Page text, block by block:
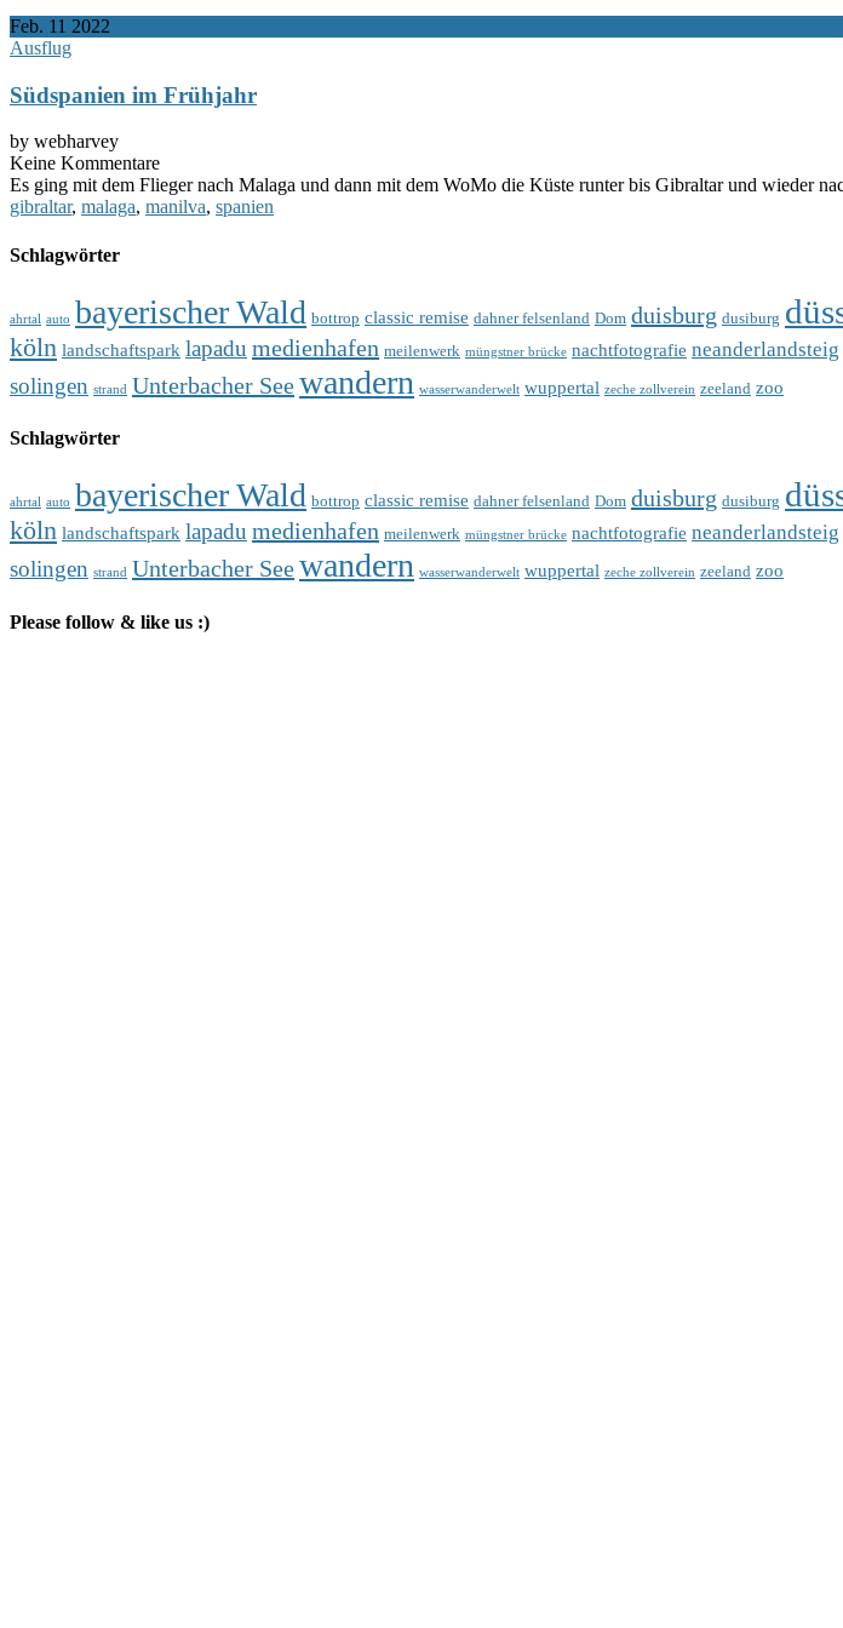
Feb. 11 2022
Ausflug
Südspanien im Frühjahr
by webharvey
Keine Kommentare
Es ging mit dem Flieger nach Malaga und dann mit dem WoMo die Küste runter bis Gibraltar und wieder
gibraltar, malaga, manilva, spanien
Schlagwörter
ahrtal auto bayerischer Wald bottrop classic remise dahner felsenland Dom duisburg dusiburg
köln landschaftspark lapadu medienhafen meilenwerk müngstner brücke nachtfotografie neanderlandsteig
solingen strand Unterbacher Seewandern wasserwanderwelt wuppertal zeche zollverein zeeland zoo
Schlagwörter
ahrtal auto bayerischer Wald bottrop classic remise dahner felsenland Dom duisburg dusiburg
köln landschaftspark lapadu medienhafen meilenwerk müngstner brücke nachtfotografie neanderlandsteig
solingen strand Unterbacher Seewandern wasserwanderwelt wuppertal zeche zollverein zeeland zoo
Please follow & like us :)